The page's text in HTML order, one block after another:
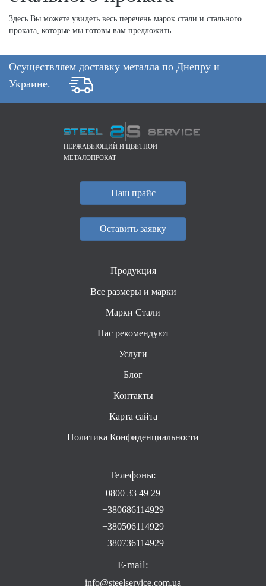
Здесь Вы можете увидеть весь перечень марок стали и стального
проката, которые мы готовы вам предложить.
Осуществляем доставку металла по Днепру и
Украине.
НЕРЖАВЕЮЩИЙ И ЦВЕТНОЙ
МЕТАЛОПРОКАТ
Наш прайс
Оставить заявку
Продукция
Все размеры и марки
Марки Стали
Нас рекомендуют
Услуги
Блог
Контакты
Карта сайта
Политика Конфиденциальности
Телефоны:
0800 33 49 29
+380686114929
+380506114929
+380736114929
E-mail:
info@steelservice.com.ua